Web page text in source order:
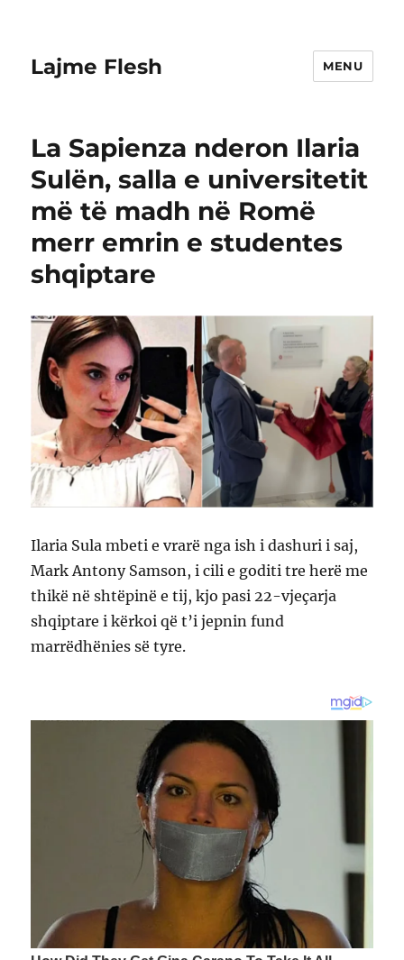
Lajme Flesh MENU
La Sapienza nderon Ilaria
Sulën, salla e universitetit
më të madh në Romë
merr emrin e studentes
shqiptare
Ilaria Sula mbeti e vrarë nga ish i dashuri i saj,
Mark Antony Samson, i cili e goditi tre herë me
thikë në shtëpinë e tij, kjo pasi 22-vjeçarja
shqiptare i kërkoi që t’i jepnin fund
marrëdhënies së tyre.